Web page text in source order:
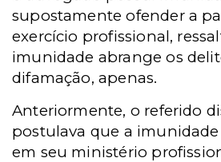
supostamente ofender a
exercício profissional,
imunidade abrange os
difamação, apenas.
Anteriormente, o referido
postulava que a
em seu ministério